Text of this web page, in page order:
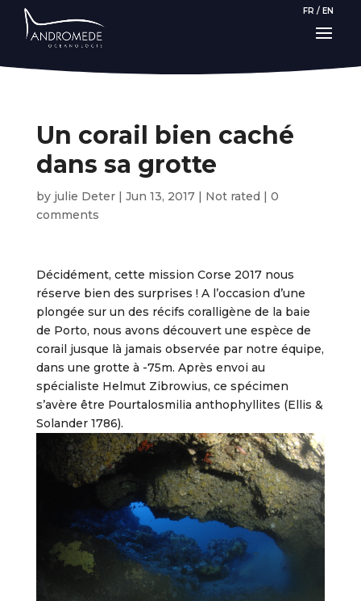
FR / EN
Un corail bien caché
dans sa grotte
by julie Deter| Jun 13, 2017| Not rated | 0
comments
Décidément, cette mission Corse 2017 nous
réserve bien des surprises ! A l’occasion d’une
plongée sur un des récifs coralligène de la baie
de Porto, nous avons découvert une espèce de
corail jusque là jamais observée par notre équipe,
dans une grotte à -75m. Après envoi au
spécialiste Helmut Zibrowius, ce spécimen
s’avère être Pourtalosmilia anthophyllites (Ellis &
Solander 1786).